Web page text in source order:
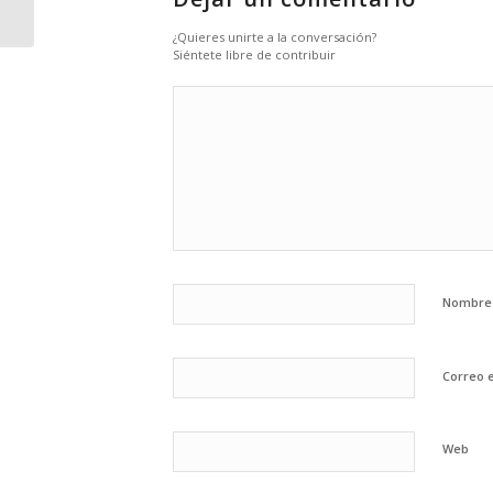
¿Quieres unirte a la conversación?
Siéntete libre de contribuir
Nombre
Correo
Web